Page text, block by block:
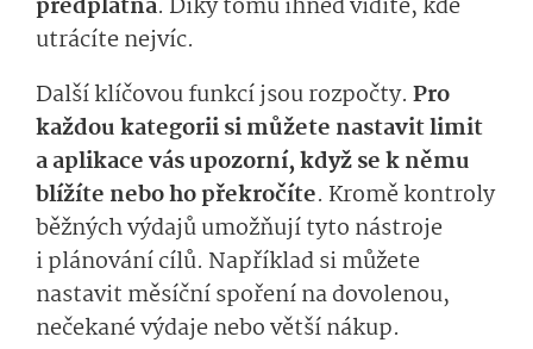
předplatná. Díky tomu ihned vidíte, kde
utrácíte nejvíc.
Další klíčovou funkcí jsou rozpočty. Pro
každou kategorii si můžete nastavit limit
a aplikace vás upozorní, když se k němu
blížíte nebo ho překročíte. Kromě kontroly
běžných výdajů umožňují tyto nástroje
i plánování cílů. Například si můžete
nastavit měsíční spoření na dovolenou,
nečekané výdaje nebo větší nákup.